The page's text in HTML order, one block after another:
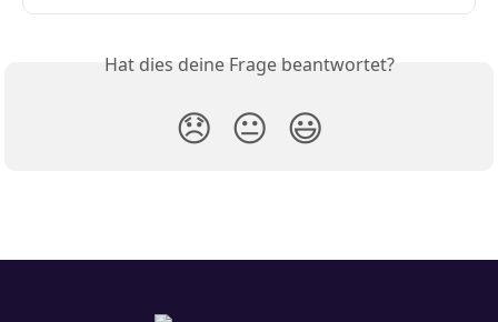
Hat dies deine Frage beantwortet?
😞 😐 😃